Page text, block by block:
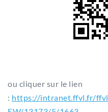
ou cliquer sur le lien
: https://intranet.ffvl.fr/